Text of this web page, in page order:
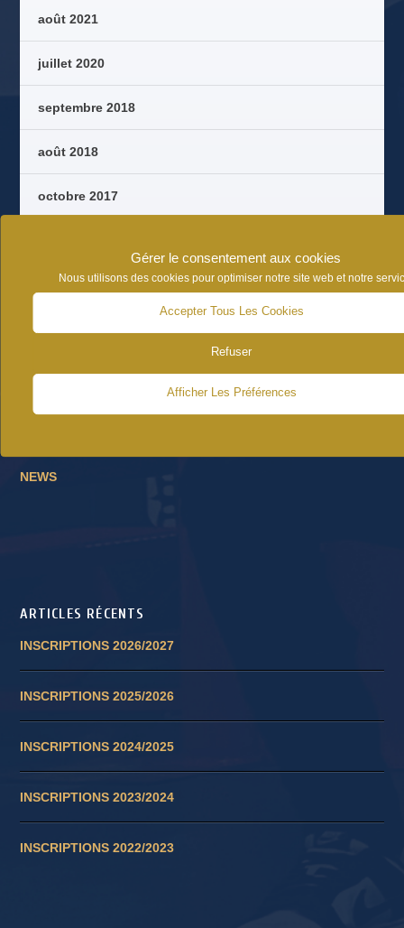
Gérer le consentement aux cookies
Nous utilisons des cookies pour optimiser notre site web et notre
Accepter Tous Les Cookies
Refuser
Afficher Les Préférences
août 2021
juillet 2020
septembre 2018
août 2018
octobre 2017
août 2017
NEWS
ARTICLES RÉCENTS
INSCRIPTIONS 2026/2027
INSCRIPTIONS 2025/2026
INSCRIPTIONS 2024/2025
INSCRIPTIONS 2023/2024
INSCRIPTIONS 2022/2023